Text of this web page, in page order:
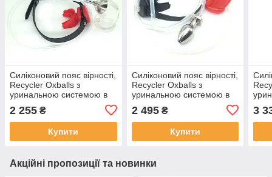
Силіконовий пояс вірності,
Recycler Oxballs з
уринальною системою в
кляп для рота, Прозорий
2 255 ₴
Купити
Силіконовий пояс вірності,
Recycler Oxballs з
уринальною системою в
кляп для рота та анальну
втулку, Чорний
2 495₴
Купити
3
Акційні пропозиції та новинки